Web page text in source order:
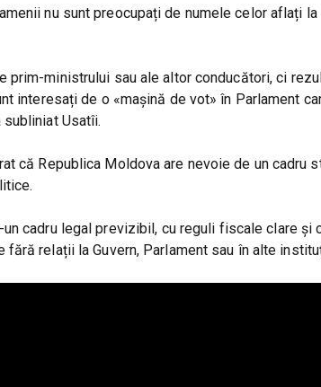
nu sunt preocupați de numele celor aflați
prim-ministrului sau ale altor conducători, ci
interesați de o «mașină de vot» în Parlament
subliniat Usatîi.
că Republica Moldova are nevoie de un
un cadru legal previzibil, cu reguli fiscale clare
relații la Guvern, Parlament sau în alte